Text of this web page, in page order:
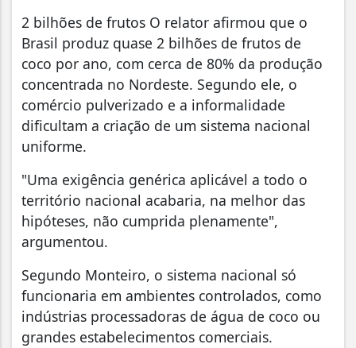
2 bilhões de frutos O relator afirmou que o
Brasil produz quase 2 bilhões de frutos de
coco por ano, com cerca de 80% da produção
concentrada no Nordeste. Segundo ele, o
comércio pulverizado e a informalidade
dificultam a criação de um sistema nacional
uniforme.
"Uma exigência genérica aplicável a todo o
território nacional acabaria, na melhor das
hipóteses, não cumprida plenamente",
argumentou.
Segundo Monteiro, o sistema nacional só
funcionaria em ambientes controlados, como
indústrias processadoras de água de coco ou
grandes estabelecimentos comerciais.